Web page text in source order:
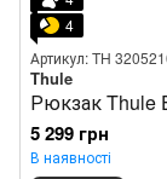
4
Артикул: TH
Thule
Рюкзак Thule
5 299 грн
В наявності